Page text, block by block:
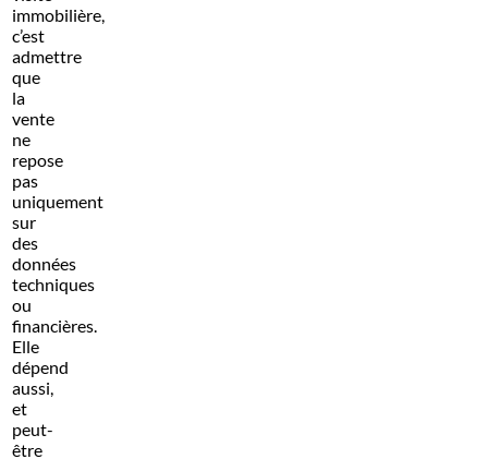
immobilière,
c’est
admettre
que
la
vente
ne
repose
pas
uniquement
sur
des
données
techniques
ou
financières.
Elle
dépend
aussi,
et
peut-
être